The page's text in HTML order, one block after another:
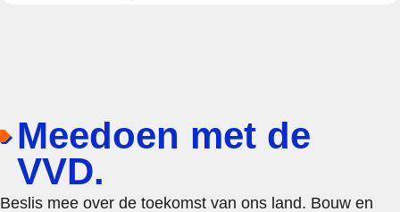
Meedoen met de
VVD.
Beslis mee over de toekomst van ons land. Bouw en